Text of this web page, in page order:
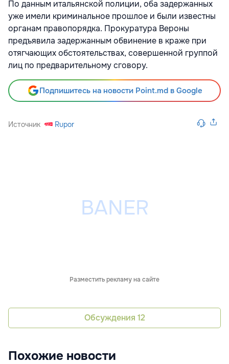
По данным итальянской полиции, оба задержанных
уже имели криминальное прошлое и были известны
органам правопорядка. Прокуратура Вероны
предъявила задержанным обвинение в краже при
отягчающих обстоятельствах, совершенной группой
лиц по предварительному сговору.
Подпишитесь на новости Point.md в Google
Источник Rupor
Разместить рекламу на сайте
Обсуждения 12
Похожие новости